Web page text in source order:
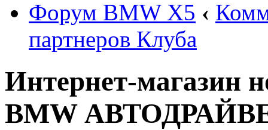
Форум BMW X5 ‹
партнеров Клуба
Интернет-магазин
BMW